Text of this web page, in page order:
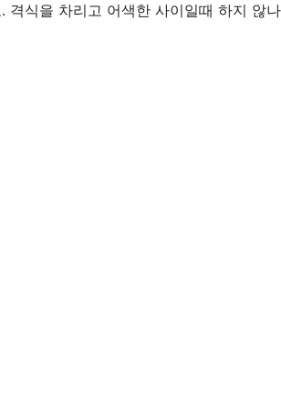
격식을 차리고 어색한 사이일때 하지 않